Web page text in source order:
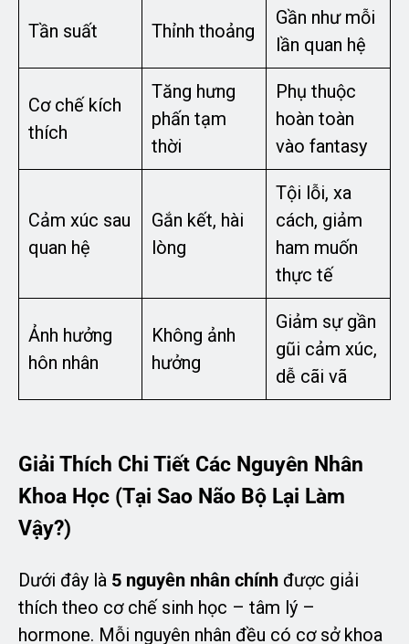
Tần suất Thỉnh thoảng
Gần như mỗi
lần quan hệ
Cơ chế kích
thích
Tăng hưng
phấn tạm
thời
Phụ thuộc
hoàn toàn
vào fantasy
Cảm xúc sau
quan hệ
Gắn kết, hài
lòng
Tội lỗi, xa
cách, giảm
ham muốn
thực tế
Ảnh hưởng
hôn nhân
Không ảnh
hưởng
Giảm sự gần
gũi cảm xúc,
dễ cãi vã
Giải Thích Chi Tiết Các Nguyên Nhân
Khoa Học (Tại Sao Não Bộ Lại Làm
Vậy?)
Dưới đây là 5 nguyên nhân chính được giải
thích theo cơ chế sinh học – tâm lý –
hormone. Mỗi nguyên nhân đều có cơ sở khoa